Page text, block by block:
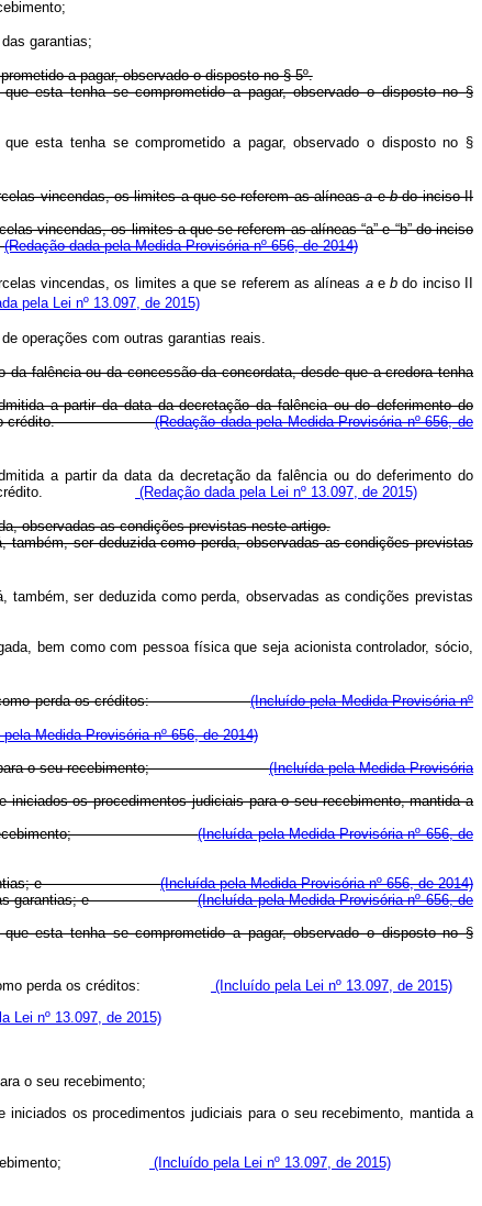
garantias;
a pagar, observado o disposto no § 5º.
esta tenha se comprometido a pagar, observado o disposto no §
esta tenha se comprometido a pagar, observado o disposto no §
vincendas, os limites a que se referem as alíneasaebdo inciso II
vincendas, os limites a que se referem as alíneas “a” e “b” do inciso
(Redação dada pela Medida Provisória nº 656, de 2014)
vincendas, os limites a que se referem as alíneas a ebdo inciso II
pela Lei nº 13.097, de 2015)
operações com outras garantias reais.
falência ou da concessão da concordata, desde que a credora tenha
a partir da data da decretação da falência ou do deferimento do
do crédito.(Redação dada pela Medida Provisória nº 656, de
a partir da data da decretação da falência ou do deferimento do
do crédito.
(Redação dada pela Lei nº 13.097, de 2015)
observadas as condições previstas neste artigo.
ser deduzida como perda, observadas as condições previstas
ser deduzida como perda, observadas as condições previstas
bem como com pessoa física que seja acionista controlador, sócio,
como perda os créditos:(Incluído pela Medida Provisória nº
Medida Provisória nº 656, de 2014)
judiciais para o seu recebimento;(Incluída pela Medida Provisória
os procedimentos judiciais para o seu recebimento, mantida a
para o seu recebimento;(Incluída pela Medida Provisória nº 656, de
das garantias; e(Incluída pela Medida Provisória nº 656, de 2014)
o arresto das garantias; e(Incluída pela Medida Provisória nº 656, de
esta tenha se comprometido a pagar, observado o disposto no §
como perda os créditos:
(Incluído pela Lei nº 13.097, de 2015)
Lei nº 13.097, de 2015)
o seu recebimento;
os procedimentos judiciais para o seu recebimento, mantida a
o seu recebimento;
(Incluído pela Lei nº 13.097, de 2015)